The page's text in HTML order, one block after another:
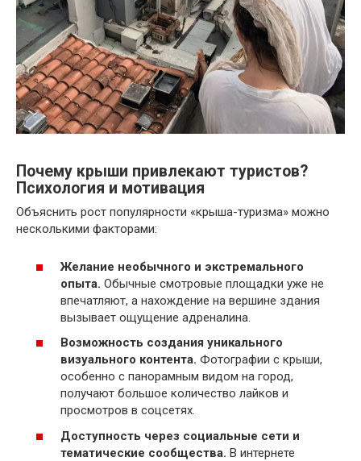
Почему крыши привлекают туристов?
Психология и мотивация
Объяснить рост популярности «крыша-туризма» можно
несколькими факторами:
Желание необычного и экстремального
опыта. Обычные смотровые площадки уже не
впечатляют, а нахождение на вершине здания
вызывает ощущение адреналина.
Возможность создания уникального
визуального контента. Фотографии с крыши,
особенно с панорамным видом на город,
получают большое количество лайков и
просмотров в соцсетях.
Доступность через социальные сети и
тематические сообщества. В интернете